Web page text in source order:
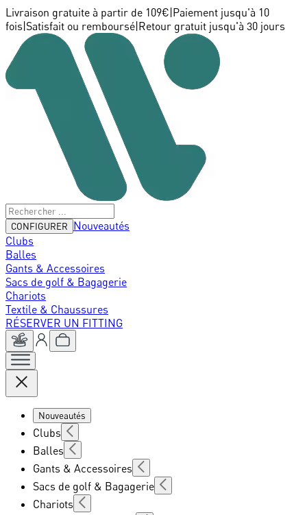
Livraison gratuite à partir de 109€ Paiement jusqu'à 10
fois Satisfait ou remboursé Retour gratuit jusqu'à 30 jours
CONFIGURER
Nouveautés
Clubs
Balles
Gants & Accessoires
Sacs de golf & Bagagerie
Chariots
Textile & Chaussures
RÉSERVER UN FITTING
Nouveautés
Clubs
Balles
Gants & Accessoires
Sacs de golf & Bagagerie
Chariots